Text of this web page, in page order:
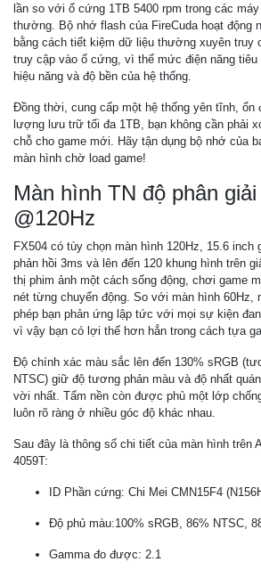
lần so với ổ cứng 1TB 5400 rpm trong các
thường. Bộ nhớ flash của FireCuda hoạt động
bằng cách tiết kiệm dữ liệu thường xuyên truy
truy cập vào ổ cứng, vì thế mức điện năng
hiệu năng và độ bền của hệ thống.
Đồng thời, cung cấp một hệ thống yên tĩnh, ổn
lượng lưu trữ tối đa 1TB, bạn không cần phải
chỗ cho game mới. Hãy tận dụng bộ nhớ của
màn hình chờ load game!
Màn hình TN độ phân
@120Hz
FX504 có tùy chọn màn hình 120Hz, 15.6 inch
phản hồi 3ms và lên đến 120 khung hình trên
thị phim ảnh một cách sống động, chơi game
nét từng chuyển động. So với màn hình 60Hz,
phép bạn phản ứng lập tức với mọi sự kiện
vì vậy bạn có lợi thế hơn hẳn trong cách tựa
Độ chính xác màu sắc lên đến 130% sRGB
NTSC) giữ độ tương phản màu và độ nhất
vời nhất. Tấm nền còn được phủ một lớp
luôn rõ ràng ở nhiều góc độ khác nhau.
Sau đây là thông số chi tiết của màn hình trên
4059T:
ID Phần cứng: Chi Mei CMN15F4
Độ phủ màu:100% sRGB, 86% NTSC,
Gamma đo được: 2.1